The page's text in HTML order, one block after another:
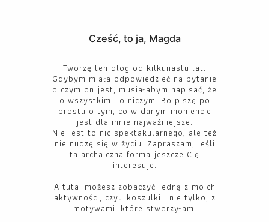
Cześć, to ja, Magda
Tworzę ten blog od kilkunastu lat.
Gdybym miała odpowiedzieć na pytanie
o czym on jest, musiałabym napisać, że
o wszystkim i o niczym. Bo piszę po
prostu o tym, co w danym momencie
jest dla mnie najważniejsze.
Nie jest to nic spektakularnego, ale też
nie nudzę się w życiu. Zapraszam, jeśli
ta archaiczna forma jeszcze Cię
interesuje.
A tutaj możesz zobaczyć jedną z moich
aktywności, czyli koszulki i nie tylko, z
motywami, które stworzyłam.